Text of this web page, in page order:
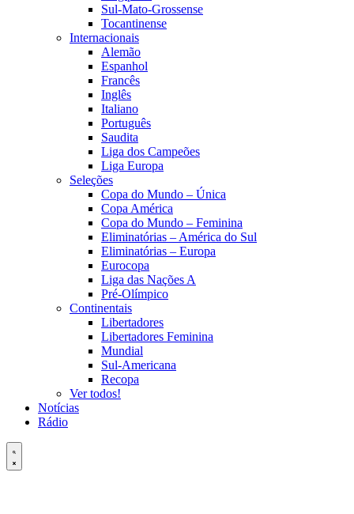
Sul-Mato-Grossense
Tocantinense
Internacionais
Alemão
Espanhol
Francês
Inglês
Italiano
Português
Saudita
Liga dos Campeões
Liga Europa
Seleções
Copa do Mundo – Única
Copa América
Copa do Mundo – Feminina
Eliminatórias – América do Sul
Eliminatórias – Europa
Eurocopa
Liga das Nações A
Pré-Olímpico
Continentais
Libertadores
Libertadores Feminina
Mundial
Sul-Americana
Recopa
Ver todos!
Notícias
Rádio